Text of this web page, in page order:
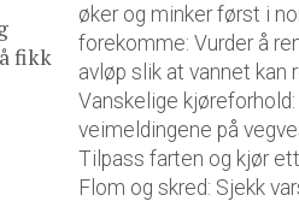
fikk
øker og minker først i
forekomme: Vurder å
avløp slik at vannet kan
Vanskelige
veimeldingene på
Tilpass farten og kjør
Flom og skred: Sjekk